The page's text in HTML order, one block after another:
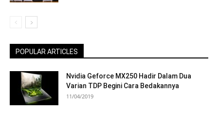
POPULAR ARTICLES
Nvidia Geforce MX250 Hadir Dalam Dua
Varian TDP Begini Cara Bedakannya
11/04/2019